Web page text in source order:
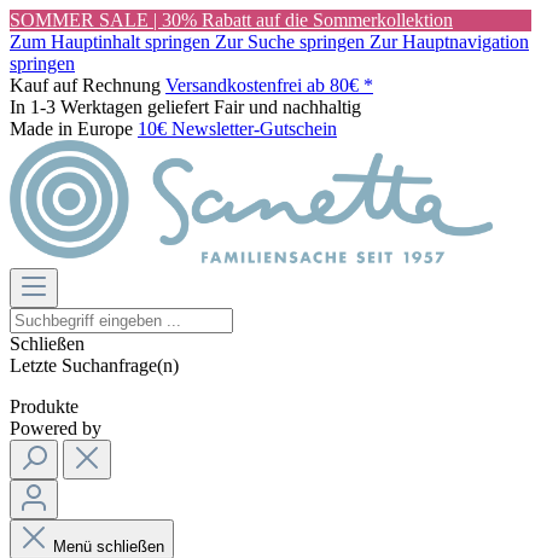
SOMMER SALE | 30% Rabatt auf die Sommerkollektion
Zum Hauptinhalt springen Zur Suche springen Zur Hauptnavigation
springen
Kauf auf Rechnung Versandkostenfrei ab 80€ *
In 1-3 Werktagen geliefert Fair und nachhaltig
Made in Europe 10€ Newsletter-Gutschein
Schließen
Letzte Suchanfrage(n)
Produkte
Powered by
Menü schließen